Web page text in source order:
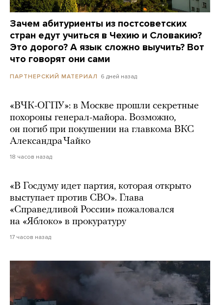
Зачем абитуриенты из постсоветских
стран едут учиться в Чехию и Словакию?
Это дорого? А язык сложно выучить? Вот
что говорят они сами
ПАРТНЕРСКИЙ МАТЕРИАЛ 6 дней назад
«ВЧК-ОГПУ»: в Москве прошли секретные
похороны генерал-майора. Возможно,
он погиб при покушении на главкома ВКС
Александра Чайко
18 часов назад
«В Госдуму идет партия, которая открыто
выступает против СВО». Глава
«Справедливой России» пожаловался
на «Яблоко» в прокуратуру
17 часов назад